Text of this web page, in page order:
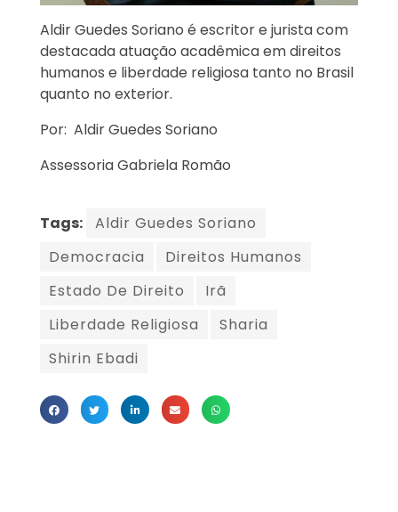
Aldir Guedes Soriano é escritor e jurista com
destacada atuação acadêmica em direitos
humanos e liberdade religiosa tanto no Brasil
quanto no exterior.
Por: Aldir Guedes Soriano
Assessoria Gabriela Romão
Tags:
Aldir Guedes Soriano
Democracia
Direitos Humanos
Estado De Direito
Irã
Liberdade Religiosa
Sharia
Shirin Ebadi